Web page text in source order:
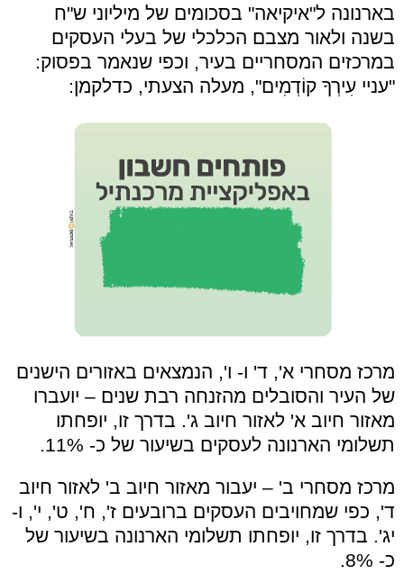
בארנונה ל"איקיאה" בסכומים של מיליוני ש"ח
בשנה ולאור מצבם הכלכלי של בעלי העסקים
במרכזים המסחריים בעיר, וכפי שנאמר בפסוק:
"עניי עִירְךָ קוֹדְמִים", מעלה הצעתי, כדלקמן:
מרכז מסחרי א', ד' ו- ו', הנמצאים באזורים הישנים
של העיר והסובלים מהזנחה רבת שנים – יועברו
מאזור חיוב א' לאזור חיוב ג'. בדרך זו, יופחתו
תשלומי הארנונה לעסקים בשיעור של כ- 11%.
מרכז מסחרי ב' – יעבור מאזור חיוב ב' לאזור חיוב
ד', כפי שמחויבים העסקים ברובעים ז', ח', ט', י', ו-
יג'. בדרך זו, יופחתו תשלומי הארנונה בשיעור של
כ- 8%.